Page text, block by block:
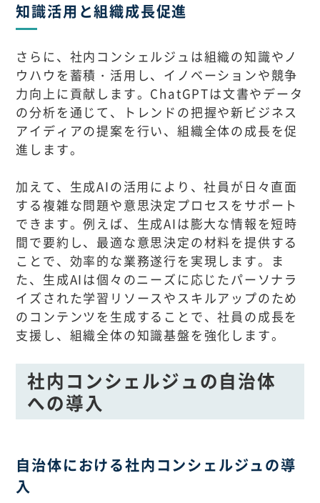
知識活用と組織成長促進
さらに、社内コンシェルジュは組織の知識やノ
ウハウを蓄積・活用し、イノベーションや競争
力向上に貢献します。ChatGPTは文書やデータ
の分析を通じて、トレンドの把握や新ビジネス
アイディアの提案を行い、組織全体の成長を促
進します。
加えて、生成AIの活用により、社員が日々直面
する複雑な問題や意思決定プロセスをサポート
できます。例えば、生成AIは膨大な情報を短時
間で要約し、最適な意思決定の材料を提供する
ことで、効率的な業務遂行を実現します。ま
た、生成AIは個々のニーズに応じたパーソナラ
イズされた学習リソースやスキルアップのため
のコンテンツを生成することで、社員の成長を
支援し、組織全体の知識基盤を強化します。
社内コンシェルジュの自治体
への導入
自治体における社内コンシェルジュの導
入